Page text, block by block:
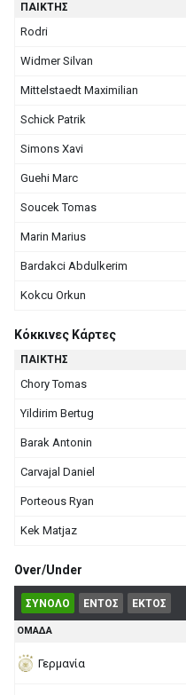
ΠΑΙΚΤΗΣ
Rodri
Widmer Silvan
Mittelstaedt Maximilian
Schick Patrik
Simons Xavi
Guehi Marc
Soucek Tomas
Marin Marius
Bardakci Abdulkerim
Kokcu Orkun
Κόκκινες Κάρτες
ΠΑΙΚΤΗΣ
Chory Tomas
Yildirim Bertug
Barak Antonin
Carvajal Daniel
Porteous Ryan
Kek Matjaz
Over/Under
ΣΥΝΟΛΟ ΕΝΤΟΣ ΕΚΤΟΣ
ΟΜΑΔΑ
Γερμανία